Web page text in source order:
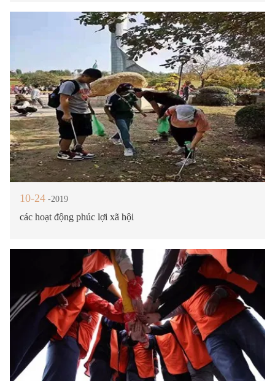
10-24 -2019
các hoạt động phúc lợi xã hội